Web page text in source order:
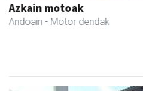
Bengoetxea autoeskola
Andoain - Autoeskolak